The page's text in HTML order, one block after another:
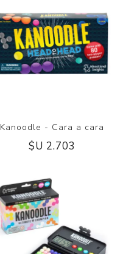
Kanoodle - Cara a cara
$U 2.703